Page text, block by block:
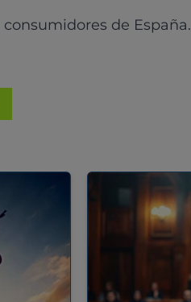
de España.